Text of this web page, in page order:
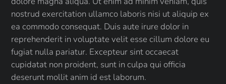
nostrud exercitation ullamco laboris nisi ut aliquip ex
ea commodo consequat. Duis aute irure dolor in
reprehenderit in voluptate velit esse cillum dolore eu
fugiat nulla pariatur. Excepteur sint occaecat
cupidatat non proident, sunt in culpa qui officia
deserunt mollit anim id est laborum.